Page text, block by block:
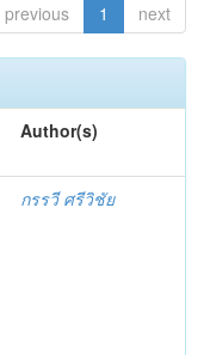
previous 1 next
Author(s)
กรรวี ศรีวิชัย